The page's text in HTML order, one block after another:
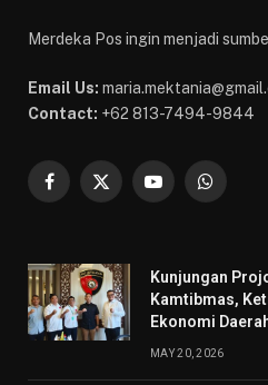
Merdeka Pos ingin menjadi
Email Us:
Contact: +62 813-7494-9844
Facebook
X
YouTube
Kunjungan
Kamtibmas,
Ekonomi
MAY 20, 2026